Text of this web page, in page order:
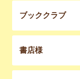
ブッククラブ
書店様